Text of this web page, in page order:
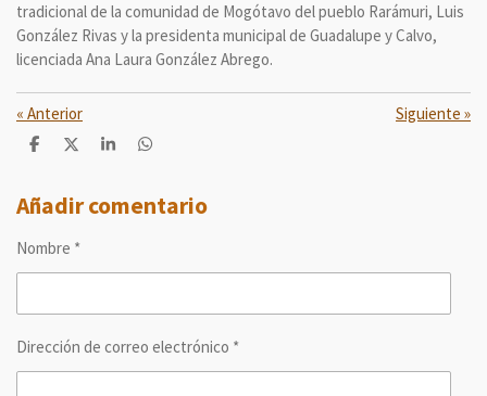
tradicional de la comunidad de Mogótavo del pueblo Rarámuri, Luis
González Rivas y la presidenta municipal de Guadalupe y Calvo,
licenciada Ana Laura González Abrego.
« Anterior Siguiente »
C
p
a
t
C
p
a
C
p
a
C
p
a
Añadir comentario
Nombre *
Dirección de correo electrónico *